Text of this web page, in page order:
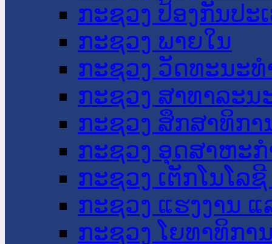
ກະຊວງ ປ້ອງກັນປະ
ກະຊວງ ພາຍໃນ
ກະຊວງ ວັດທະນະ
ກະຊວງ ສາທາລະນ
ກະຊວງ ສຶກສາທິກາ
ກະຊວງ ອຸດສາຫະ
ກະຊວງ ເຕັກໂນໂລ
ກະຊວງ ແຮງງານ
ກະຊວງ ໂຍທາທິກາ